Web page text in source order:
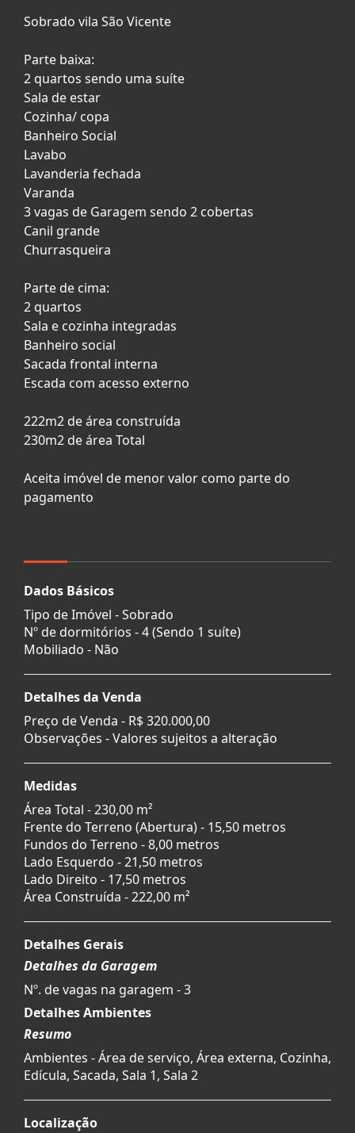
Sobrado vila São Vicente
Parte baixa:
2 quartos sendo uma suíte
Sala de estar
Cozinha/ copa
Banheiro Social
Lavabo
Lavanderia fechada
Varanda
3 vagas de Garagem sendo 2 cobertas
Canil grande
Churrasqueira
Parte de cima:
2 quartos
Sala e cozinha integradas
Banheiro social
Sacada frontal interna
Escada com acesso externo
222m2 de área construída
230m2 de área Total
Aceita imóvel de menor valor como parte do
pagamento
Dados Básicos
Tipo de Imóvel - Sobrado
Nº de dormitórios - 4 (Sendo 1 suíte)
Mobiliado - Não
Detalhes da Venda
Preço de Venda - R$ 320.000,00
Observações - Valores sujeitos a alteração
Medidas
Área Total - 230,00 m²
Frente do Terreno (Abertura) - 15,50 metros
Fundos do Terreno - 8,00 metros
Lado Esquerdo - 21,50 metros
Lado Direito - 17,50 metros
Área Construída - 222,00 m²
Detalhes Gerais
Detalhes da Garagem
Nº. de vagas na garagem - 3
Detalhes Ambientes
Resumo
Ambientes - Área de serviço, Área externa, Cozinha,
Edícula, Sacada, Sala 1, Sala 2
Localização